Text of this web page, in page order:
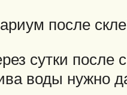
после
сутки после
воды нужно